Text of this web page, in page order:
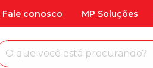
Fale conosco MP Soluções
O que você procura na loja?